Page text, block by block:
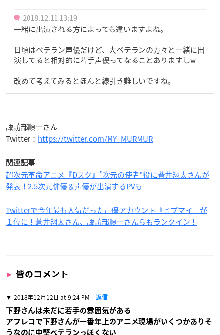
2018.12.11 13:19
一緒に出演される方によっても違いますよね。
日頃はベテラン声優だけど、大ベテランの方々と一緒に出
演してると相対的に若手声優ってなることありますしw
改めて考えてみるとほんと線引き難しいですね。
諏訪部順一さん
Twitter： https://twitter.com/MY_MURMUR
関連記事
超次元革命アニメ『Dスク』”次元の使者”役に蒼井翔太さんが
発表！2.5次元俳優＆声優が出演するPVも
Twitterで今年最も人気だった声優アカウント『ヒプマイ』が
１位に！蒼井翔太さん、諏訪部順一さんらもランクイン！
皆のコメント
2018年12月12日 at 9:24 PM 返信
下野さんは未だに若手の雰囲気がある
アフレコで下野さんが一番年上のアニメ現場がいくつかありそ
うなのに中堅ベテランっぽくない